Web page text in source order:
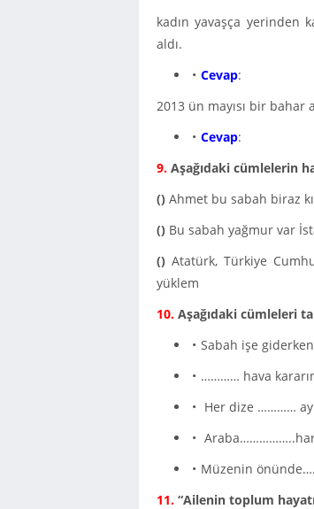
kadın yavaşça yerinden
aldı.
Cevap:
2013 ün mayısı bir bahar
Cevap:
9. Aşağıdaki cümlelerin
() Ahmet bu sabah biraz
() Bu sabah yağmur var
() Atatürk, Türkiye
yüklem
10. Aşağıdaki cümleleri
Sabah işe
………… hava
Her dize …………
Müzenin
11. “Ailenin toplum